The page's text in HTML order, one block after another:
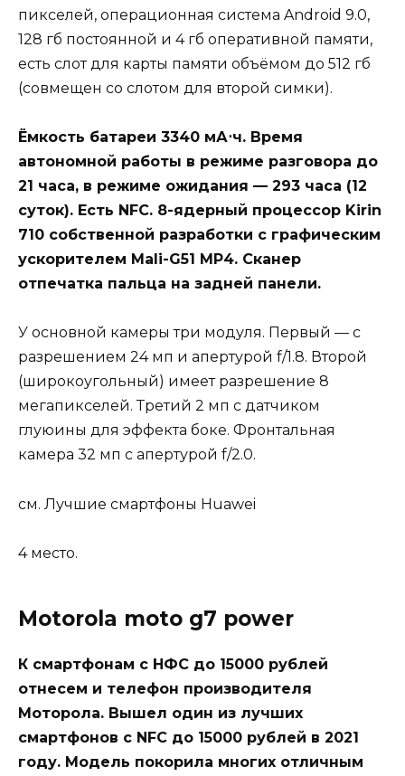
пикселей, операционная система Android 9.0,
128 гб постоянной и 4 гб оперативной памяти,
есть слот для карты памяти объёмом до 512 гб
(совмещен со слотом для второй симки).
Ёмкость батареи 3340 мА⋅ч. Время
автономной работы в режиме разговора до
21 часа, в режиме ожидания — 293 часа (12
суток). Есть NFC. 8-ядерный процессор Kirin
710 собственной разработки с графическим
ускорителем Mali-G51 MP4. Сканер
отпечатка пальца на задней панели.
У основной камеры три модуля. Первый — с
разрешением 24 мп и апертурой f/1.8. Второй
(широкоугольный) имеет разрешение 8
мегапикселей. Третий 2 мп с датчиком
глуюины для эффекта боке. Фронтальная
камера 32 мп с апертурой f/2.0.
см. Лучшие смартфоны Huawei
4 место.
Motorola moto g7 power
К смартфонам с НФС до 15000 рублей
отнесем и телефон производителя
Моторола. Вышел один из лучших
смартфонов с NFC до 15000 рублей в 2021
году. Модель покорила многих отличным